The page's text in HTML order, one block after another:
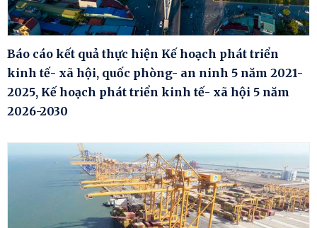
Báo cáo kết quả thực hiện Kế hoạch phát triển
kinh tế- xã hội, quốc phòng- an ninh 5 năm 2021-
2025, Kế hoạch phát triển kinh tế- xã hội 5 năm
2026-2030